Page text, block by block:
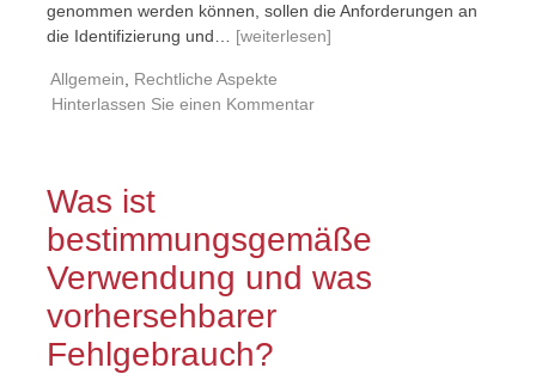
genommen werden können, sollen die Anforderungen an
die Identifizierung und… [weiterlesen]
Allgemein
Rechtliche Aspekte
Hinterlassen Sie einen Kommentar
Was ist
bestimmungsgemäße
Verwendung und was
vorhersehbarer
Fehlgebrauch?